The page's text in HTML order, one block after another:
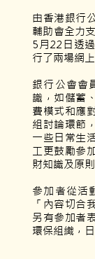
由香港銀行
輔助會全力
5月22日透
行了兩場網
銀行公會會
識，如儲蓄
費模式和應
組討論環節
一些日常生
工更鼓勵參
財知識及原
參加者從活
「內容切合
另有參加者
環保組織，